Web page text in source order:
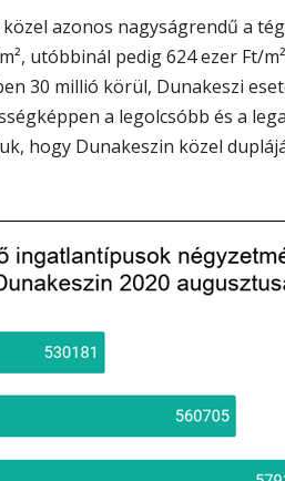
közel azonos nagyságrendű a
utóbbinál pedig 624 ezer Ft/
30 millió körül, Dunakeszi
a legolcsóbb és a
hogy Dunakeszin közel